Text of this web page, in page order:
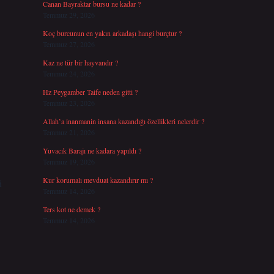
Canan Bayraktar bursu ne kadar ?
Temmuz 29, 2026
Koç burcunun en yakın arkadaşı hangi burçtur ?
Temmuz 27, 2026
Kaz ne tür bir hayvandır ?
Temmuz 24, 2026
Hz Peygamber Taife neden gitti ?
Temmuz 23, 2026
Allah’a inanmanin insana kazandığı özellikleri nelerdir ?
Temmuz 21, 2026
Yuvacık Barajı ne kadara yapıldı ?
Temmuz 19, 2026
Kur korumalı mevduat kazandırır mı ?
Temmuz 14, 2026
Ters kot ne demek ?
Temmuz 14, 2026